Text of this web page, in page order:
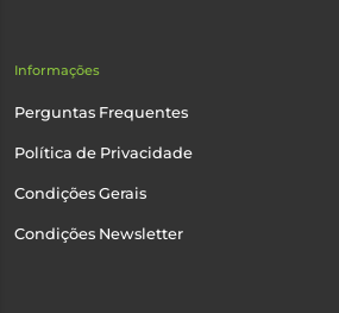
Informações
Perguntas Frequentes
Política de Privacidade
Condições Gerais
Condições Newsletter